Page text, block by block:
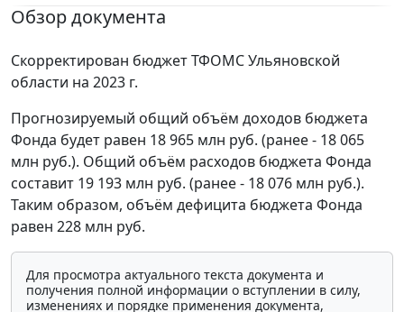
Обзор документа
Скорректирован бюджет ТФОМС Ульяновской
области на 2023 г.
Прогнозируемый общий объём доходов бюджета
Фонда будет равен 18 965 млн руб. (ранее - 18 065
млн руб.). Общий объём расходов бюджета Фонда
составит 19 193 млн руб. (ранее - 18 076 млн руб.).
Таким образом, объём дефицита бюджета Фонда
равен 228 млн руб.
Для просмотра актуального текста документа и
получения полной информации о вступлении в силу,
изменениях и порядке применения документа,